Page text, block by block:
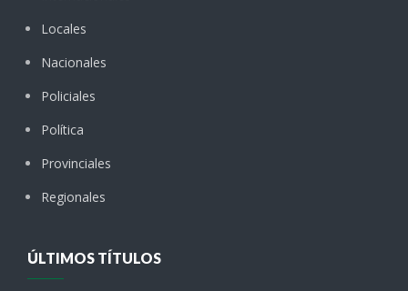
Locales
Nacionales
Policiales
Política
Provinciales
Regionales
ÚLTIMOS TÍTULOS